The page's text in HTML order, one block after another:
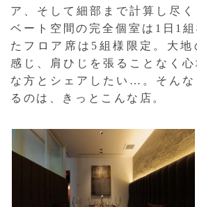
ア、そして細部まで計算し尽
ベート空間の完全個室は1日1
たフロア席は5組様限定。大地
感じ、肩ひじを張ることなく
な方とシェアしたい…。そんな
るのは、きっとこんな店。